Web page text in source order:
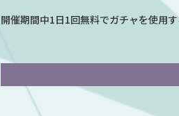
開催期間中1日1回無料でガチャを使用す